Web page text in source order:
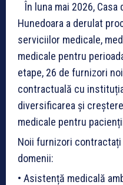
În luna mai 2026,
Hunedoara a derulat
serviciilor medicale,
medicale pentru
etape, 26 de furnizori
contractuală cu
diversificarea și
medicale pentru
Noii furnizori
domenii:
• Asistență medicală